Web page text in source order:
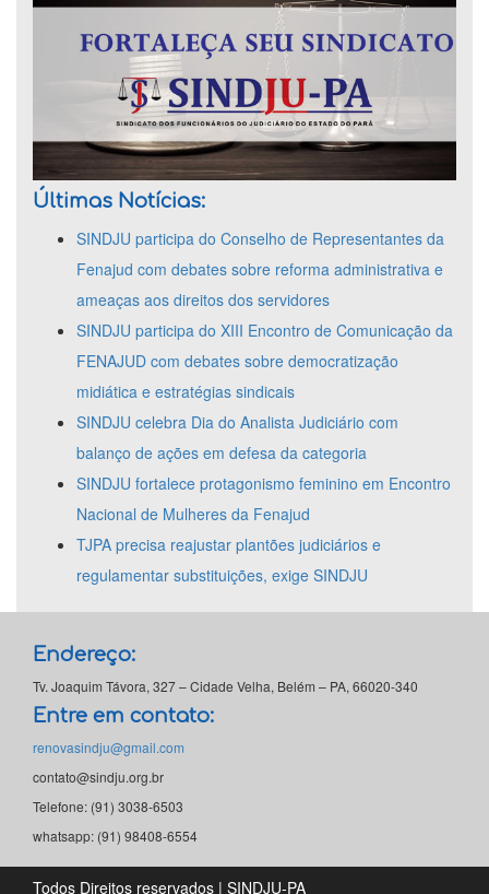
Últimas Notícias:
SINDJU participa do Conselho de Representantes da
Fenajud com debates sobre reforma administrativa e
ameaças aos direitos dos servidores
SINDJU participa do XIII Encontro de Comunicação da
FENAJUD com debates sobre democratização
midiática e estratégias sindicais
SINDJU celebra Dia do Analista Judiciário com
balanço de ações em defesa da categoria
SINDJU fortalece protagonismo feminino em Encontro
Nacional de Mulheres da Fenajud
TJPA precisa reajustar plantões judiciários e
regulamentar substituições, exige SINDJU
Endereço:
Tv. Joaquim Távora, 327 – Cidade Velha, Belém – PA, 66020-340
Entre em contato:
renovasindju@gmail.com
contato@sindju.org.br
Telefone: (91) 3038-6503
whatsapp: (91) 98408-6554
Todos Direitos reservados | SINDJU-PA